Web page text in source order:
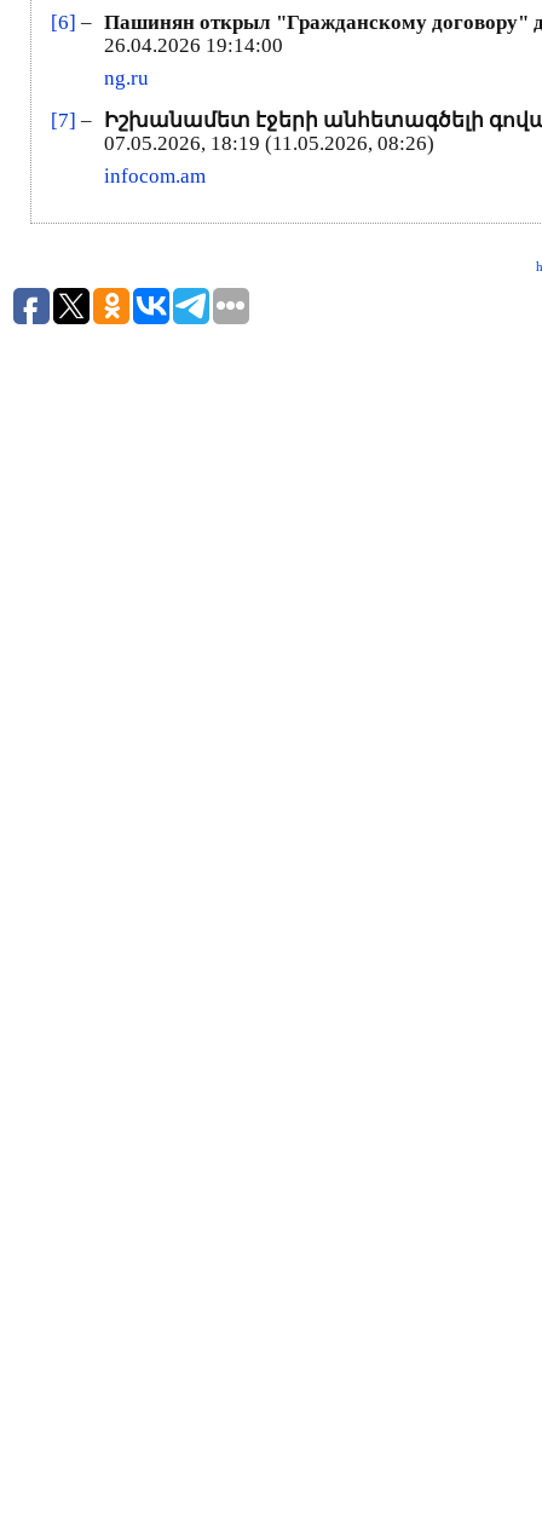
[6] – Пашинян открыл "Гражданскому договору"
26.04.2026 19:14:00
ng.ru
[7] –
Իշխանամետ էջերի անհետագծելի
07.05.2026, 18:19 (11.05.2026, 08:26)
infocom.am